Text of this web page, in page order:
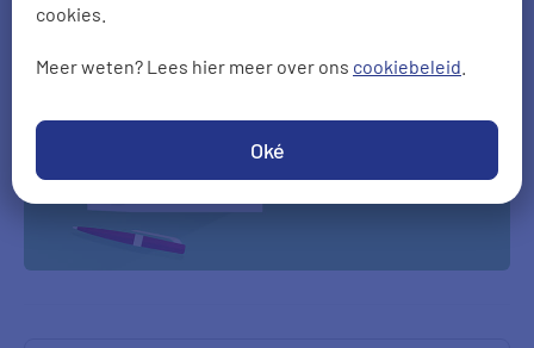
cookies.
Meer weten? Lees hier meer over ons cookiebeleid
Oké